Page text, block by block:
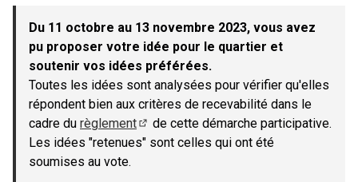
−
Du 11 octobre au 13 novembre 2023, vous avez
pu proposer votre idée pour le quartier et
soutenir vos idées préférées.
Toutes les idées sont analysées pour vérifier qu'elles
répondent bien aux critères de recevabilité dans le
cadre du règlement
(Lien externe)
de cette démarche participative.
Les idées "retenues" sont celles qui ont été
soumises au vote.